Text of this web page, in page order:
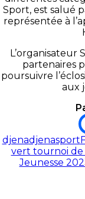
Sport, est salué
représentée à
L’organisateur
partenaires
poursuivre
aux
djenadjenasport
vert tournoi de
Jeunesse